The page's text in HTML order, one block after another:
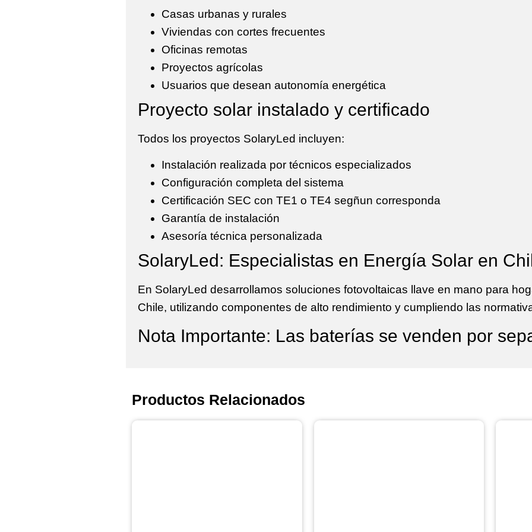
Casas urbanas y rurales
Viviendas con cortes frecuentes
Oficinas remotas
Proyectos agrícolas
Usuarios que desean autonomía energética
Proyecto solar instalado y certificado
Todos los proyectos SolaryLed incluyen:
Instalación realizada por técnicos especializados
Configuración completa del sistema
Certificación SEC con TE1 o TE4 segñun corresponda
Garantía de instalación
Asesoría técnica personalizada
SolaryLed: Especialistas en Energía Solar en
En SolaryLed desarrollamos soluciones fotovoltaicas llave en mano para
Chile, utilizando componentes de alto rendimiento y cumpliendo las
Nota Importante: Las baterías se venden por
Productos Relacionados